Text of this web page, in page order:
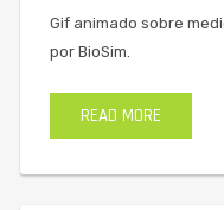
Gif animado sobre
por BioSim.
READ MORE